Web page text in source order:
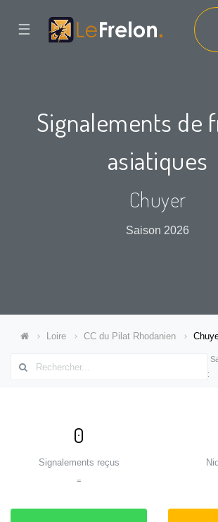
☰
Signalements de
asiatiques
Chuyer
Saison 2026
Loire CC du Pilat Rhodanien
:
0
Signalements reçus
=